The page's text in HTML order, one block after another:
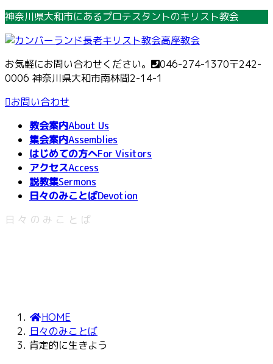
コ
テ
ン
ツ
へ
ス
ナ
ゲ
ー
シ
ョ
ン
神奈川県大和市にあるプロテスタントのキリスト教会
お気軽にお問い合わせください。 046-274-1370〒242-
0006 神奈川県大和市南林間2-14-1
お問い合わせ
教会案内About Us
集会案内Assemblies
はじめての方へFor Visitors
アクセスAccess
説教集Sermons
日々のみことばDevotion
日々のみことば
HOME
日々のみことば
肯定的に生きよう